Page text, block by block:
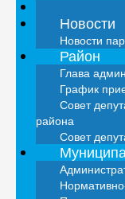
Новости
Новости
Район
Глава
График
Совет
района
Совет